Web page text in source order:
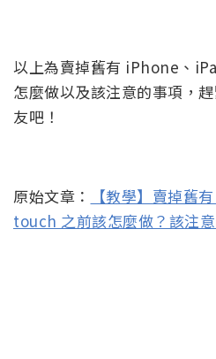
以上為賣掉舊有 iPhone、
怎麼做以及該注意的事項，
友吧！
原始文章：
【教學】賣掉舊
touch 之前該怎麼做？該注